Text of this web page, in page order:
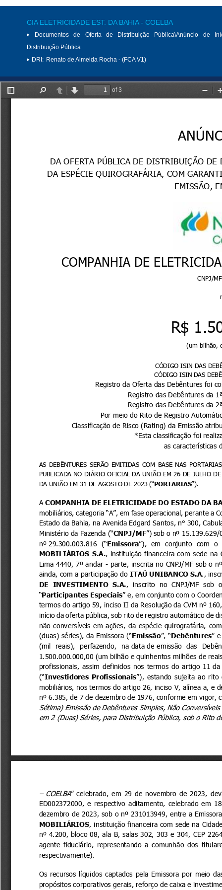
CIA ELETRICIDADE EST. DA BAHIA - COELBA
Documentos de Oferta de Distribuição Pública\Anúncio de
Distribuição Pública
DRI: Renato de Almeida Rocha - (FCA V1)